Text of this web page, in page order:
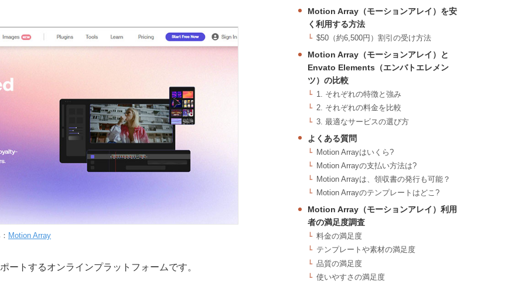
Motion Array
ートするオンラインプラットフォームです。
Motion Array（モーションアレイ）を安
く利用する方法
$50（約6,500円）割引の受け方法
Motion Array（モーションアレイ）と
Envato Elements（エンバトエレメン
ツ）の比較
1. それぞれの特徴と強み
2. それぞれの料金を比較
3. 最適なサービスの選び方
よくある質問
Motion Arrayはいくら?
Motion Arrayの支払い方法は?
Motion Arrayは、領収書の発行も可能？
Motion Arrayのテンプレートはどこ?
Motion Array（モーションアレイ）利用
者の満足度調査
料金の満足度
テンプレートや素材の満足度
品質の満足度
使いやすさの満足度